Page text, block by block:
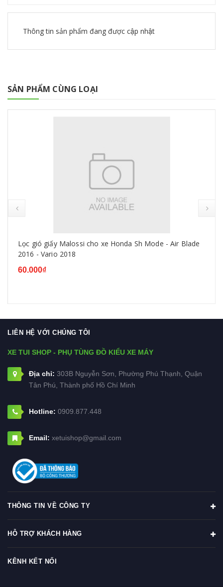
Thông tin sản phẩm đang được cập nhật
SẢN PHẨM CÙNG LOẠI
Lọc gió giấy Malossi cho xe Honda Sh Mode - Air Blade
2016 - Vario 2018
60.000₫
LIÊN HỆ VỚI CHÚNG TÔI
XE TUI SHOP - PHỤ TÙNG ĐỒ KIỂU XE MÁY
Địa chỉ: 303B Nguyễn Sơn, Phường Phú Thạnh, Quận
Tân Phú, Thành phố Hồ Chí Minh
Hotline: 0909.877.448
Email: xetuishop@gmail.com
THÔNG TIN VỀ CÔNG TY
HỖ TRỢ KHÁCH HÀNG
KÊNH KẾT NỐI